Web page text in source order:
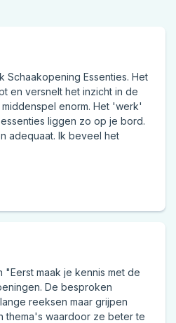
Schaakopening Essenties. Het
en versnelt het inzicht in de
enorm. Het 'werk'
liggen zo op je bord.
adequaat. Ik beveel het
"Eerst maak je kennis met de
De besproken
reeksen maar grijpen
thema's waardoor ze beter te